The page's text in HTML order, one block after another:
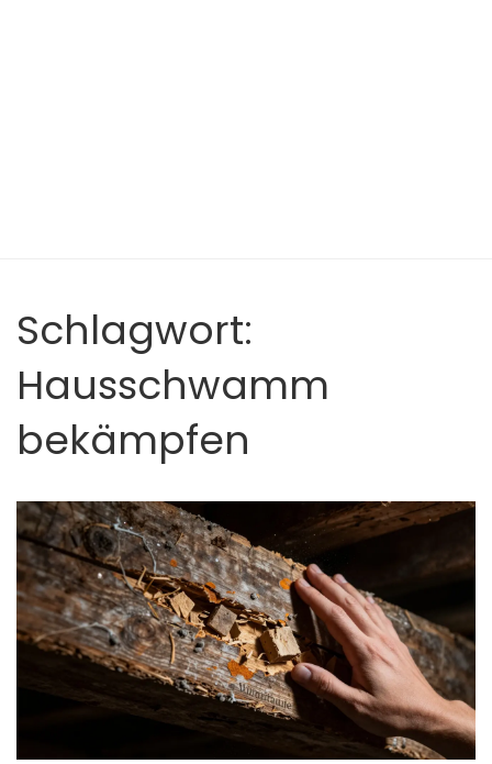
Schlagwort:
Hausschwamm
bekämpfen